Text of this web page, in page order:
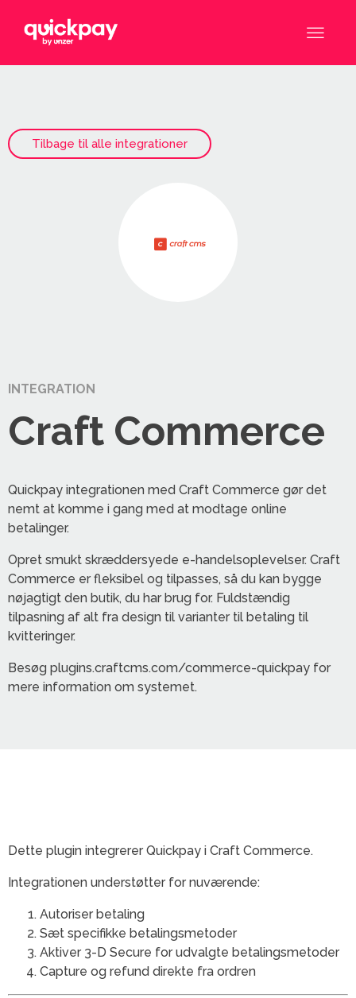
Tilbage til alle integrationer
INTEGRATION
Craft Commerce
Quickpay integrationen med Craft Commerce gør det
nemt at komme i gang med at modtage online
betalinger.
Opret smukt skræddersyede e-handelsoplevelser. Craft
Commerce er fleksibel og tilpasses, så du kan bygge
nøjagtigt den butik, du har brug for. Fuldstændig
tilpasning af alt fra design til varianter til betaling til
kvitteringer.
Besøg plugins.craftcms.com/commerce-quickpay for
mere information om systemet.
Dette plugin integrerer Quickpay i Craft Commerce.
Integrationen understøtter for nuværende:
Autoriser betaling
Sæt specifikke betalingsmetoder
Aktiver 3-D Secure for udvalgte betalingsmetoder
Capture og refund direkte fra ordren